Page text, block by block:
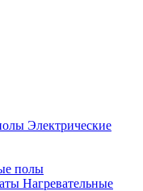
Электрические
полы
Нагревательные